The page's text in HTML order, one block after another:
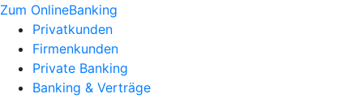
Zum OnlineBanking
Privatkunden
Firmenkunden
Private Banking
Banking & Verträge